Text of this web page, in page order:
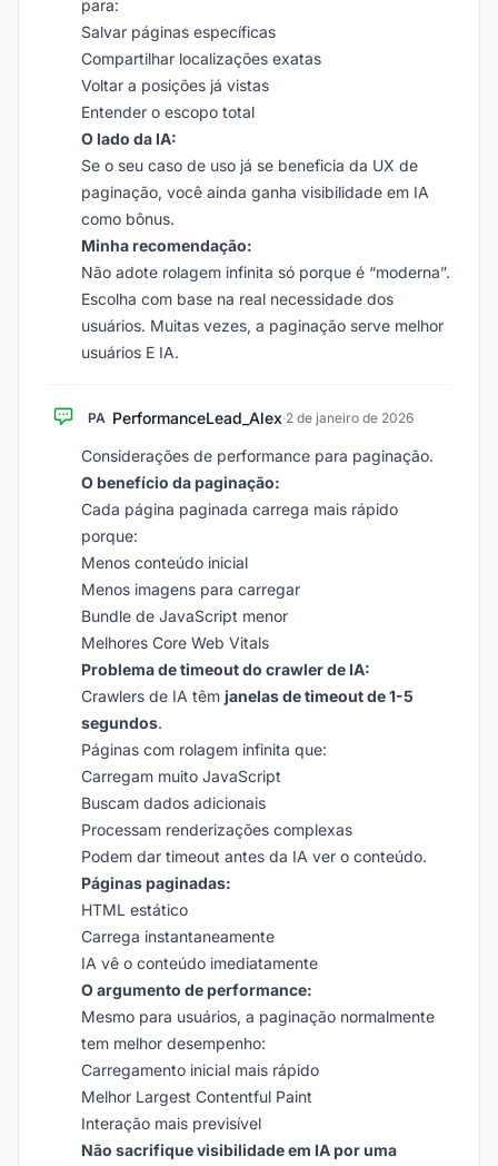
para:
Salvar páginas específicas
Compartilhar localizações exatas
Voltar a posições já vistas
Entender o escopo total
O lado da IA:
Se o seu caso de uso já se beneficia da UX de
paginação, você ainda ganha visibilidade em IA
como bônus.
Minha recomendação:
Não adote rolagem infinita só porque é “moderna”.
Escolha com base na real necessidade dos
usuários. Muitas vezes, a paginação serve melhor
usuários E IA.
PA PerformanceLead_Alex·2 de janeiro de 2026
Considerações de performance para paginação.
O benefício da paginação:
Cada página paginada carrega mais rápido
porque:
Menos conteúdo inicial
Menos imagens para carregar
Bundle de JavaScript menor
Melhores Core Web Vitals
Problema de timeout do crawler de IA:
Crawlers de IA têm janelas de timeout de 1-5
segundos.
Páginas com rolagem infinita que:
Carregam muito JavaScript
Buscam dados adicionais
Processam renderizações complexas
Podem dar timeout antes da IA ver o conteúdo.
Páginas paginadas:
HTML estático
Carrega instantaneamente
IA vê o conteúdo imediatamente
O argumento de performance:
Mesmo para usuários, a paginação normalmente
tem melhor desempenho:
Carregamento inicial mais rápido
Melhor Largest Contentful Paint
Interação mais previsível
Não sacrifique visibilidade em IA por uma